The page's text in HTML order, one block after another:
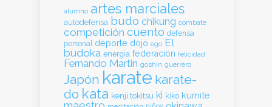
alumno artes marciales
autodefensa budo chikung combate
competición cuento defensa
personal deporte dojo ego El
budoka energia federación felicidad
Fernando Martin goshin guerrero
Japón karate karate-
do kata kenji tokitsu ki kiko kumite